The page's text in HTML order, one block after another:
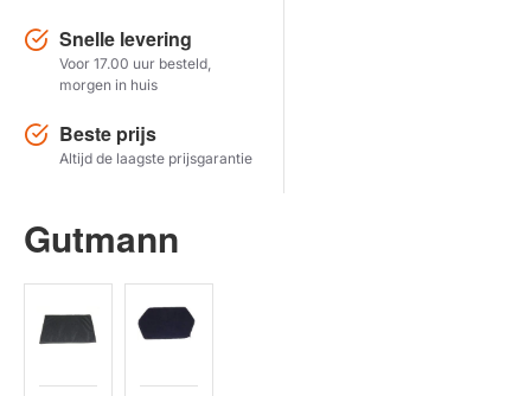
TOON PRODUCTEN
Snelle levering
Voor 17.00 uur besteld,
morgen in huis
Beste prijs
Altijd de laagste prijsgarantie
Gutmann